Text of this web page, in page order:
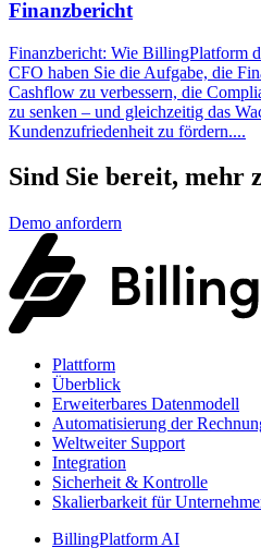
Finanzbericht
Finanzbericht: Wie BillingPlatform
CFO haben Sie die Aufgabe, die
Cashflow zu verbessern, die
zu senken – und gleichzeitig das
Kundenzufriedenheit zu fördern....
Sind Sie bereit, mehr
Demo anfordern
Plattform
Überblick
Erweiterbares Datenmodell
Automatisierung der
Weltweiter Support
Integration
Sicherheit & Kontrolle
Skalierbarkeit für
BillingPlatform AI